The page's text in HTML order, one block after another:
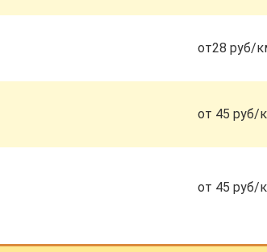
от28 руб/
от 45 руб/
от 45 руб/